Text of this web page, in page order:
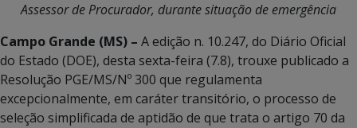
Assessor de Procurador, durante situação de emergência
Campo Grande (MS) – A edição n. 10.247, do Diário Oficial
do Estado (DOE), desta sexta-feira (7.8), trouxe publicado a
Resolução PGE/MS/Nº 300 que regulamenta
excepcionalmente, em caráter transitório, o processo de
seleção simplificada de aptidão de que trata o artigo 70 da